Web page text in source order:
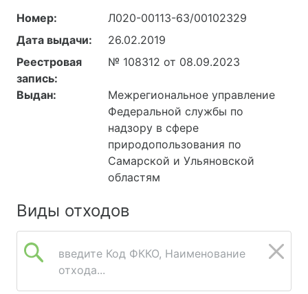
Номер:
Л020-00113-63/00102329
Дата выдачи:
26.02.2019
Реестровая
запись:
№ 108312 от 08.09.2023
Выдан:
Межрегиональное управление
Федеральной службы по
надзору в сфере
природопользования по
Самарской и Ульяновской
областям
Виды отходов
введите Код ФККО, Наименование
отхода...